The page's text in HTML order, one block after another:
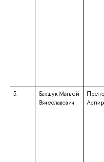
5.
Бакшук Матвей
Вячеславович